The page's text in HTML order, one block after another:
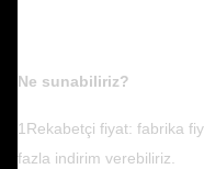
Ne sunabiliriz?
1Rekabetçi fiyat: fabrika
fazla indirim verebiliriz.